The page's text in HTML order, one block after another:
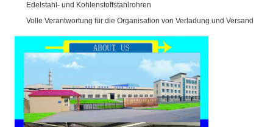
Edelstahl- und Kohlenstoffstahlrohren
Volle Verantwortung für die Organisation von Verladung und Versand